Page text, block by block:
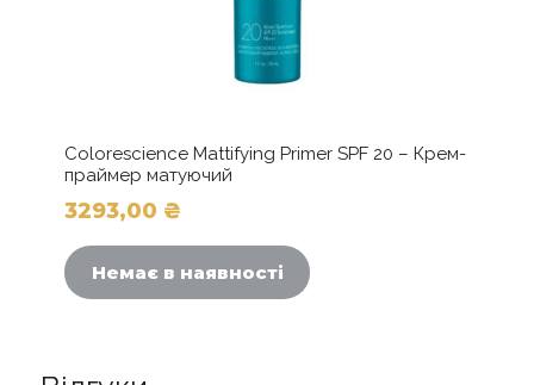
Colorescience Mattifying Primer SPF 20 – Крем-
праймер матуючий
3293,00 ₴
Немає в наявності